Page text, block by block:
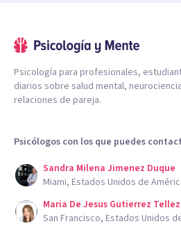
Psicología para profesionales,
diarios sobre salud mental,
relaciones de pareja.
Psicólogos con los que puedes
Sandra Milena Jimenez Duque
Miami, Estados Unidos de
Maria De Jesus Gutierrez Tellez
San Francisco, Estados Unidos